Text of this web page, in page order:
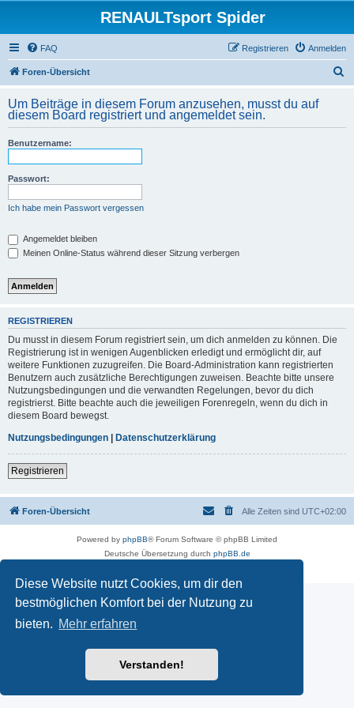
Diese Website nutzt Cookies, um dir den
bestmöglichen Komfort bei der Nutzung zu
bieten. Mehr erfahren
Verstanden!
RENAULTsport Spider
FAQ Anmelden
Registrieren
Foren-Übersicht
h
Um Beiträge in diesem Forum anzusehen, musst du auf
diesem Board registriert und angemeldet sein.
Benutzername:
Passwort:
Ich habe mein Passwort vergessen
Angemeldet bleiben
Meinen Online-Status während dieser Sitzung verbergen
REGISTRIEREN
Du musst in diesem Forum registriert sein, um dich anmelden zu können. Die
Registrierung ist in wenigen Augenblicken erledigt und ermöglicht dir, auf
weitere Funktionen zuzugreifen. Die Board-Administration kann registrierten
Benutzern auch zusätzliche Berechtigungen zuweisen. Beachte bitte unsere
Nutzungsbedingungen und die verwandten Regelungen, bevor du dich
registrierst. Bitte beachte auch die jeweiligen Forenregeln, wenn du dich in
diesem Board bewegst.
Nutzungsbedingungen | Datenschutzerklärung
Registrieren
Foren-Übersicht Alle Zeiten sind UTC+02:00
Powered by phpBB® Forum Software © phpBB Limited
Deutsche Übersetzung durch phpBB.de